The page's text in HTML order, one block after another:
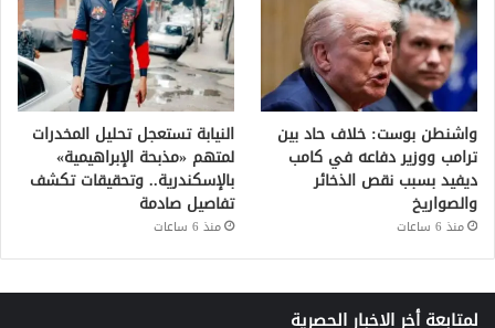
واشنطن بوست: خلاف حاد بين
ترامب ووزير دفاعه في كامب
ديفيد بسبب نقص الذخائر
والصواريخ
منذ 6 ساعات
النيابة تستعجل تحليل المخدرات
لمتهم «مذبحة الإبراهيمية»
بالإسكندرية.. وتحقيقات تكشف
تفاصيل صادمة
منذ 6 ساعات
لمتابعة أخر الاخبار الحصرية